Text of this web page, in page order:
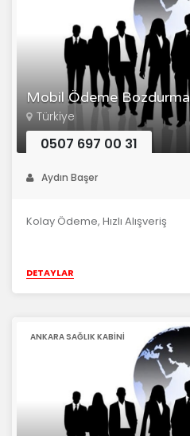
Mobil Ödeme Bozdurma
Türkiye
0507 697 00 31
Aydın Başer
Kolay Ödeme, Hızlı Alışveriş
DETAYLAR
ANKARA SAĞLIK KABINI